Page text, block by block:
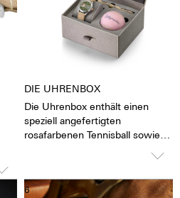
mechanischen
Automatikwerkes sehen und
fühlen zu können. Die Uhr lebt.
DIE UHRENBOX
Die Uhrenbox enthält einen
speziell angefertigten
rosafarbenen Tennisball sowie
dehnbares Nato-Armband, beide
mit Schnellverschluss.
6